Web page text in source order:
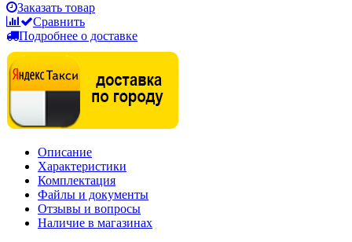
Заказать товар
Сравнить
Подробнее о доставке
Описание
Характеристики
Комплектация
Файлы и документы
Отзывы и вопросы
Наличие в магазинах